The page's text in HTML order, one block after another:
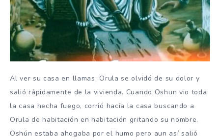
Al ver su casa en llamas, Orula se olvidó de su dolor y
salió rápidamente de la vivienda. Cuando Oshun vio toda
la casa hecha fuego, corrió hacia la casa buscando a
Orula de habitación en habitación gritando su nombre.
Oshún estaba ahogaba por el humo pero aun así salió